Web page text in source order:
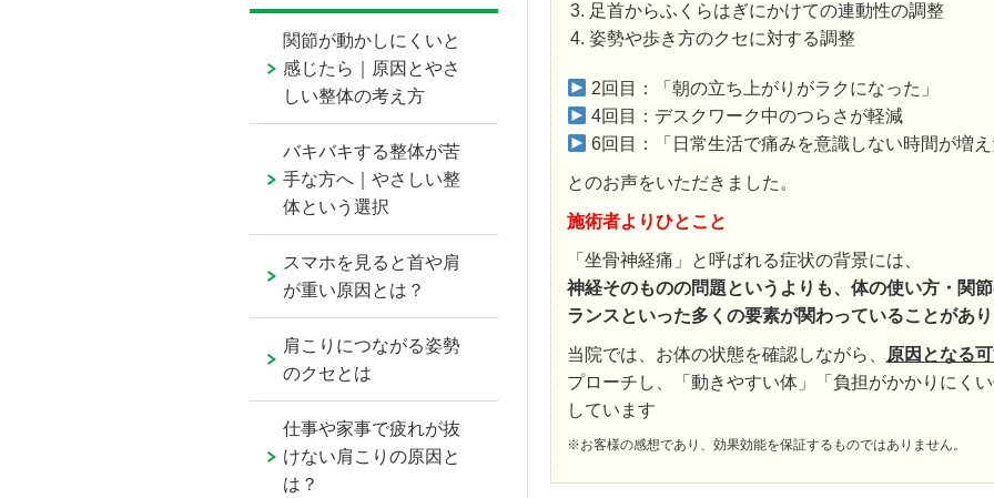
足首からふくらはぎにかけての連動性の調整
姿勢や歩き方のクセに対する調整
2回目：「朝の立ち上がりがラクになった」
4回目：デスクワーク中のつらさが軽減
6回目：「日常生活で痛みを意識しない時間が増
とのお声をいただきました。
施術者よりひとこと
「坐骨神経痛」と呼ばれる症状の背景には、
神経そのものの問題というよりも、体の使い方・関
ランスといった多くの要素が関わっていることがあ
当院では、お体の状態を確認しながら、
原因となる
プローチし、「動きやすい体」「負担がかかりにく
しています
※お客様の感想であり、効果効能を保証するものではありません。
関節が動かしにくいと
感じたら｜原因とやさ
しい整体の考え方
バキバキする整体が苦
手な方へ｜やさしい整
体という選択
スマホを見ると首や肩
が重い原因とは？
肩こりにつながる姿勢
のクセとは
仕事や家事で疲れが抜
けない肩こりの原因と
は？